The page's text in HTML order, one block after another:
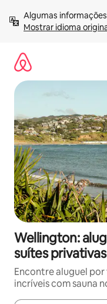
para
Mostrar idioma
Wellington:
suítes privativas
Encontre aluguel
incríveis com sauna